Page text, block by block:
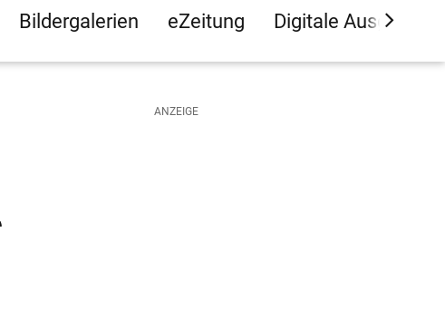
Bildergalerien eZeitung Digitale Ausgaben